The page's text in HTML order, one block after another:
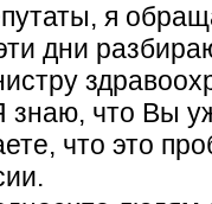
я
дни
что Вы
что это